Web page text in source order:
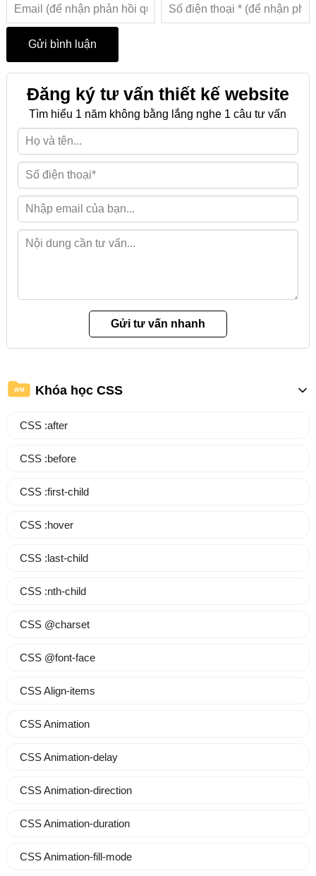
Đăng ký tư vấn thiết kế website
Tìm hiểu 1 năm không bằng lắng nghe 1 câu tư vấn
WM Khóa học CSS
CSS :after
CSS :before
CSS :first-child
CSS :hover
CSS :last-child
CSS :nth-child
CSS @charset
CSS @font-face
CSS Align-items
CSS Animation
CSS Animation-delay
CSS Animation-direction
CSS Animation-duration
CSS Animation-fill-mode